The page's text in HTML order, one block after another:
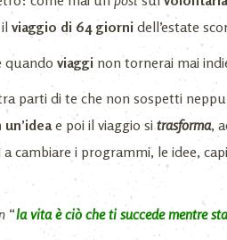
viaggio di 64 giorni dell’estate
quando viaggi non tornerai mai
parti di te che non sospetti
e poi il viaggio sitrasforma,
cambiare i programmi, le idee,
“la vita è ciò che ti succede mentre